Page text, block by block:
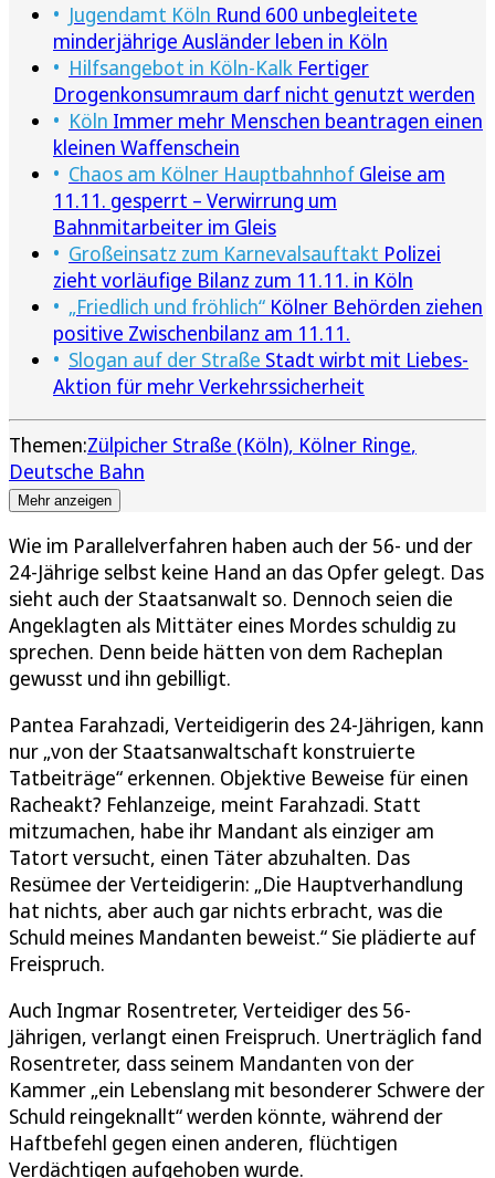
Jugendamt Köln Rund 600 unbegleitete
minderjährige Ausländer leben in Köln
Hilfsangebot in Köln-Kalk Fertiger
Drogenkonsumraum darf nicht genutzt werden
Köln Immer mehr Menschen beantragen einen
kleinen Waffenschein
Chaos am Kölner Hauptbahnhof Gleise am
11.11. gesperrt – Verwirrung um
Bahnmitarbeiter im Gleis
Großeinsatz zum Karnevalsauftakt Polizei
zieht vorläufige Bilanz zum 11.11. in Köln
„Friedlich und fröhlich“ Kölner Behörden ziehen
positive Zwischenbilanz am 11.11.
Slogan auf der Straße Stadt wirbt mit Liebes-
Aktion für mehr Verkehrssicherheit
Themen:Zülpicher Straße (Köln) Kölner Ringe
Deutsche Bahn
Mehr anzeigen
Wie im Parallelverfahren haben auch der 56- und der
24-Jährige selbst keine Hand an das Opfer gelegt. Das
sieht auch der Staatsanwalt so. Dennoch seien die
Angeklagten als Mittäter eines Mordes schuldig zu
sprechen. Denn beide hätten von dem Racheplan
gewusst und ihn gebilligt.
Pantea Farahzadi, Verteidigerin des 24-Jährigen, kann
nur „von der Staatsanwaltschaft konstruierte
Tatbeiträge“ erkennen. Objektive Beweise für einen
Racheakt? Fehlanzeige, meint Farahzadi. Statt
mitzumachen, habe ihr Mandant als einziger am
Tatort versucht, einen Täter abzuhalten. Das
Resümee der Verteidigerin: „Die Hauptverhandlung
hat nichts, aber auch gar nichts erbracht, was die
Schuld meines Mandanten beweist.“ Sie plädierte auf
Freispruch.
Auch Ingmar Rosentreter, Verteidiger des 56-
Jährigen, verlangt einen Freispruch. Unerträglich fand
Rosentreter, dass seinem Mandanten von der
Kammer „ein Lebenslang mit besonderer Schwere der
Schuld reingeknallt“ werden könnte, während der
Haftbefehl gegen einen anderen, flüchtigen
Verdächtigen aufgehoben wurde.